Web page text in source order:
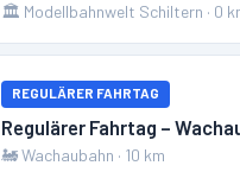
🏛️ Modellbahnwelt Schiltern · 0
REGULÄRER FAHRTAG
Regulärer Fahrtag –
🚂Wachaubahn · 10 km